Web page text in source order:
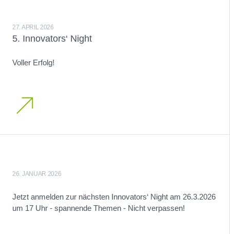
27. APRIL 2026
5. Innovators‘ Night
Voller Erfolg!
26. JANUAR 2026
Jetzt anmelden zur nächsten Innovators‘ Night am 26.3.2026
um 17 Uhr - spannende Themen - Nicht verpassen!